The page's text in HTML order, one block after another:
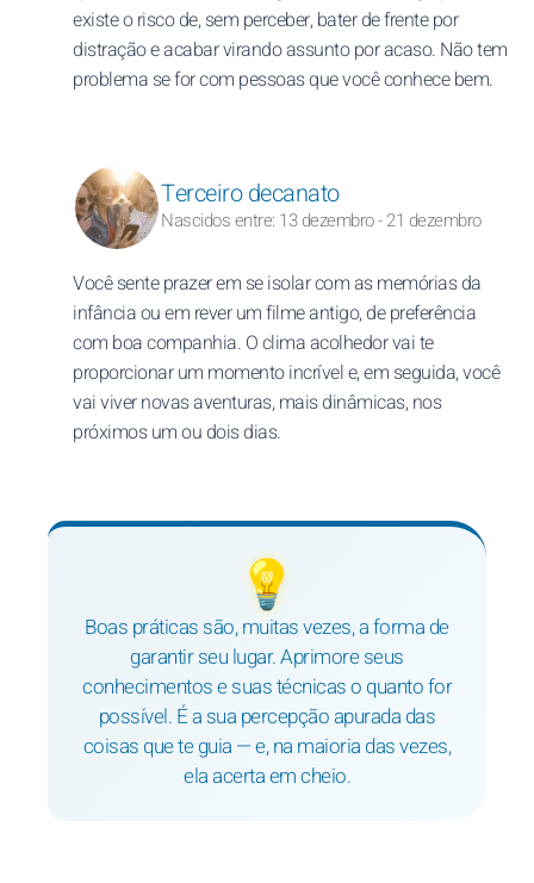
existe o risco de, sem perceber, bater de frente por
distração e acabar virando assunto por acaso. Não tem
problema se for com pessoas que você conhece bem.
Terceiro decanato
Nascidos entre: 13 dezembro - 21 dezembro
Você sente prazer em se isolar com as memórias da
infância ou em rever um filme antigo, de preferência
com boa companhia. O clima acolhedor vai te
proporcionar um momento incrível e, em seguida, você
vai viver novas aventuras, mais dinâmicas, nos
próximos um ou dois dias.
💡
Boas práticas são, muitas vezes, a forma de
garantir seu lugar. Aprimore seus
conhecimentos e suas técnicas o quanto for
possível. É a sua percepção apurada das
coisas que te guia — e, na maioria das vezes,
ela acerta em cheio.